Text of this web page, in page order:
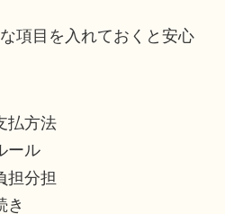
項目を入れておくと安心
払方法
ール
担分担
き